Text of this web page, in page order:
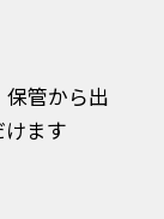
管から出
ます